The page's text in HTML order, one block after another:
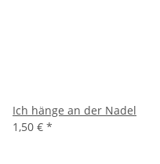
Ich hänge an der Nadel
1,50 € *